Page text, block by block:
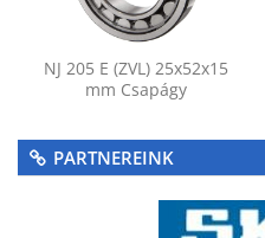
NJ 205 E (ZVL) 25x52x15
mm Csapágy
PARTNEREINK